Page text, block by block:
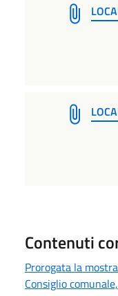
Contenuti
Prorogata la
Consiglio